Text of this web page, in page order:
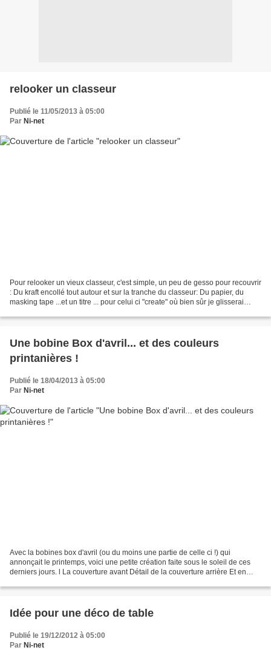
relooker un classeur
Publié le 11/05/2013 à 05:00
Par Ni-net
Pour relooker un vieux classeur, c'est simple, un peu de gesso pour recouvrir
: Du kraft encollé tout autour et sur la tranche du classeur: Du papier, du
masking tape ...et un titre ... pour celui ci "create" où bien sûr je glisserai
Une bobine Box d'avril... et des couleurs
printanières !
Publié le 18/04/2013 à 05:00
Par Ni-net
Avec la bobines box d'avril (ou du moins une partie de celle ci !) qui
annonçait le printemps, voici une petite création faite sous le soleil de ces
derniers jours. l La couverture avant Détail de la couverture arrière Et en
Idée pour une déco de table
Publié le 19/12/2012 à 05:00
Par Ni-net